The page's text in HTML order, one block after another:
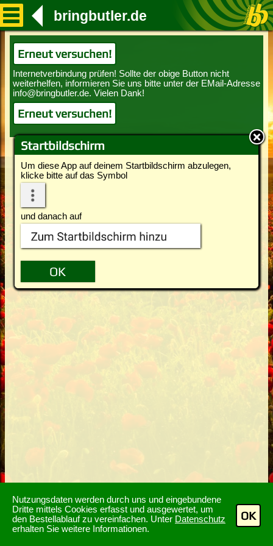
Nutzungsdaten werden durch uns und eingebundene
Dritte mittels Cookies erfasst und ausgewertet, um
den Bestellablauf zu vereinfachen. Unter Datenschutz
erhalten Sie weitere Informationen.
OK
Startbildschirm
Um diese App auf deinem Startbildschirm abzulegen,
klicke bitte auf das Symbol
und danach auf
bringbutler.de
Erneut versuchen!
Erneut versuchen!